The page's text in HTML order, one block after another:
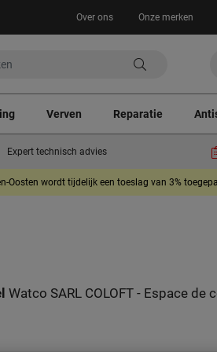
Over ons Onze merken
Verven Reparatie
Expert technisch advies
Oosten wordt tijdelijk een toeslag van 3%
Watco SARL COLOFT - Espace